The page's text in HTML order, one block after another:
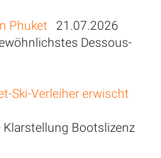
Phuket 21.07.2026
Dessous-
Ski-Verleiher erwischt
Bootslizenz